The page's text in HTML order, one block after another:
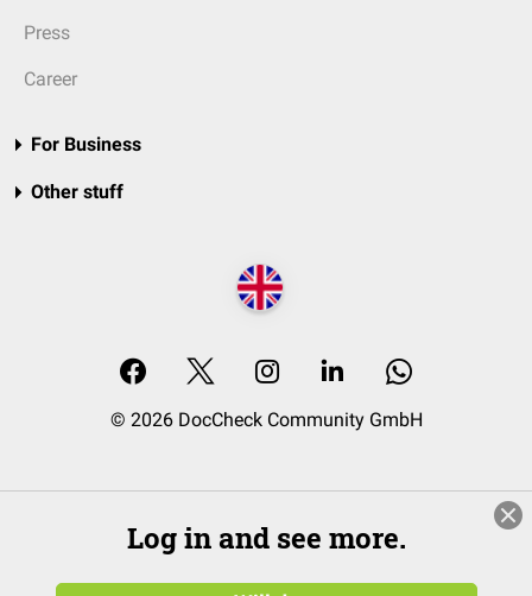
Press
Career
For Business
Other stuff
© 2026 DocCheck Community GmbH
Log in and see more.